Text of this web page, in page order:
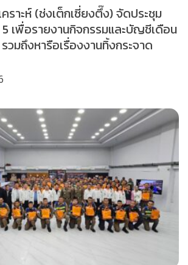
ราะห์ (ช่งเต็กเซี่ยงตึ๊ง) จัดประชุม
เพื่อรายงานกิจกรรมและบัญชีเดือน
วมถึงหารือเรื่องงานทิ้งกระจาด